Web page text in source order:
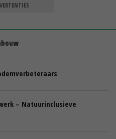
– Natuurinclusieve